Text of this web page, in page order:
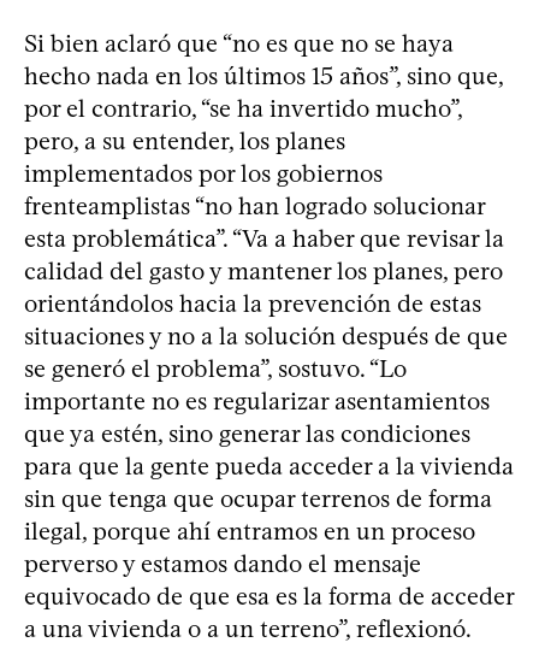
Si bien aclaró que “no es que no se haya
hecho nada en los últimos 15 años”, sino que,
por el contrario, “se ha invertido mucho”,
pero, a su entender, los planes
implementados por los gobiernos
frenteamplistas “no han logrado solucionar
esta problemática”. “Va a haber que revisar la
calidad del gasto y mantener los planes, pero
orientándolos hacia la prevención de estas
situaciones y no a la solución después de que
se generó el problema”, sostuvo. “Lo
importante no es regularizar asentamientos
que ya estén, sino generar las condiciones
para que la gente pueda acceder a la vivienda
sin que tenga que ocupar terrenos de forma
ilegal, porque ahí entramos en un proceso
perverso y estamos dando el mensaje
equivocado de que esa es la forma de acceder
a una vivienda o a un terreno”, reflexionó.